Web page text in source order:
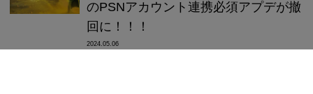
のPSNアカウント連携必須アプデが撤
回に！！！
2024.05.06